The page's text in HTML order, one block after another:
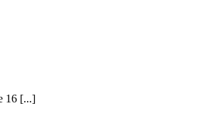
16 [...]